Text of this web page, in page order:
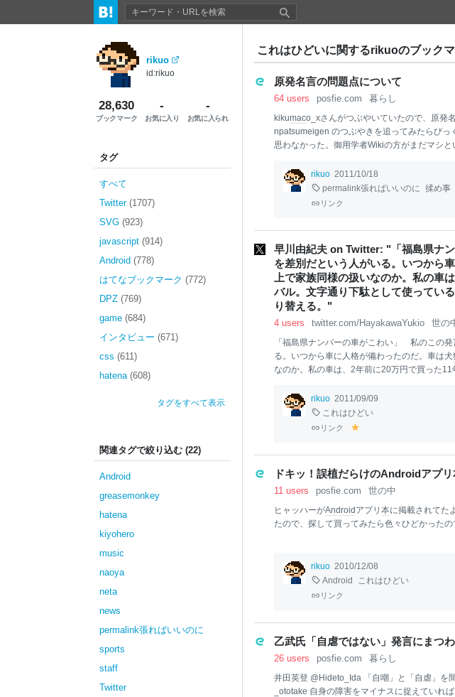
rikuo
id:rikuo
28,630
ブックマーク
-
お気に入り
-
お気に入られ
タグ
すべて
Twitter (1707)
SVG (923)
javascript (914)
Android (778)
はてなブックマーク (772)
DPZ (769)
game (684)
インタビュー (671)
css (611)
hatena (608)
タグをすべて表示
関連タグで絞り込む (22)
Android
greasemonkey
hatena
kiyohero
music
naoya
neta
news
permalink張ればいいのに
sports
staff
Twitter
これはひどいに関するrikuoのブック
原発名言の問題点について
64 users posfie.com 暮らし
kikumaco_xさんがつぶやいていたので、原発
npatsumeigen のつぶやきを追ってみたらびっ
思わなかった。御用学者Wikiの方がまだマシ
のかを正確に追えるようにすることが重要。こ
用のやり方になっているだけ。 原発名言はそ
生られたのかの情報を全部削っているので、引
rikuo 2011/10/18
permalink張ればいいのに 揉め事
リンク
早川由紀夫 on Twitter: "「福島県ナ
を差別だという人がいる。いつから
上で家族同様の扱いなのか。私の車
バル。文字通り下駄として使ってい
り替える。"
4 users twitter.com/HayakawaYukio 世の
「福島県ナンバーの車がこわい」 私のこの
る。いつから車に人格が備わったのだ。車は犬
なのか。私の車は、2年前に20万円で買った
rikuo 2011/09/09
これはひどい
リンク
lo
w
ドキッ！誤植だらけのAndroidアプリ
11 users posfie.com 世の中
ヒャッハーがAndroid アプリ 本に掲載されてた
たので、探して買ってみたら色々ひどかったの
rikuo 2010/12/08
Android
これはひどい
リンク
乙武氏「自虐ではない」発言にまつ
26 users posfie.com 暮らし
井田英登 @Hideto_Ida 「自嘲」と「自虐」
_ototake 自身の障害をマイナスに捉えていれ